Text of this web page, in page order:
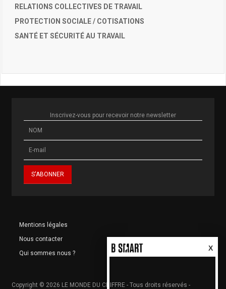
RELATIONS COLLECTIVES DE TRAVAIL
PROTECTION SOCIALE / COTISATIONS
SANTÉ ET SÉCURITÉ AU TRAVAIL
Inscrivez-vous pour recevoir notre newsletter
Mentions légales
Nous contacter
Qui sommes nous ?
Copyright © 2026 LE MONDE DU CHIFFRE - Tous droits réservés -
X